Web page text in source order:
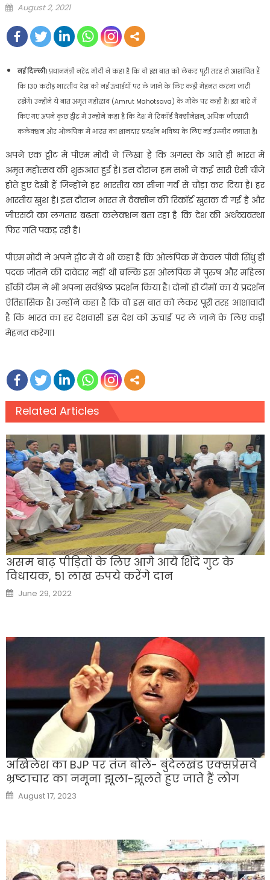
Posted
August 2, 2021
नई दिल्‍ली। प्रधानमंत्री नरेंद्र मोदी ने कहा है कि वो इस बात को लेकर पूरी तरह से आशांवित हैं
कि 130 करोड़ भारतीय देश को नई ऊंचाईयों पर ले जाने के लिए कड़ी मेहनत करना जारी
रखेंगे। उन्‍होंने ये बात अमृत महोत्‍सव (Amrut Mahotsava) के मौके पर कही है। इस बारे में
किए गए अपने कुछ ट्वीट में उन्‍होंने कहा है कि देश में रिकॉर्ड वैक्‍सीनेशन, अधिक जीएसटी
कलेक्‍शन और ओलंपिक में भारत का शानदार प्रदर्शन भविष्‍य के लिए नई उम्‍मीद जगाता है।
अपने एक ट्वीट में पीएम मोदी ने लिखा है कि अगस्‍त के आते ही भारत में
अमृत महोत्‍सव की शुरुआत हुई है। इस दौरान हम सभी ने कई सारी ऐसी चीजें
होते हुए देखी हैं जिन्‍होंने हर भारतीय का सीना गर्व से चौड़ा कर दिया है। हर
भारतीय खुश है। इस दौरान भारत में वैक्‍सीन की रिकॉर्ड खुराक दी गई है और
जीएसटी का लगतार बढ़ता कलेक्‍शन बता रहा है कि देश की अर्थव्‍यवस्‍था
फिर गति पकड़ रही है।
पीएम मोदी ने अपने ट्वीट में ये भी कहा है कि ओलंपिक में केवल पीवी सिंधु ही
पदक जीतने की दावेदार नहीं थी बल्कि इस ओलंपिक में पुरुष और महिला
हॉकी टीम ने भी अपना सर्वश्रेष्‍ठ प्रदर्शन किया है। दोनों ही टीमों का ये प्रदर्शन
ऐतिहासिक है। उन्‍होंने कहा है कि वो इस बात को लेकर पूरी तरह आशावादी
है कि भारत का हर देशवासी इस देश को ऊंचाई पर ले जाने के लिए कड़ी
मेहनत करेगा।
Related Articles
असम बाढ़ पीड़ितों के लिए आगे आये शिंदे गुट के
विधायक, 51 लाख रुपये करेंगे दान
Posted
on
June 29, 2022
अखिलेश का BJP पर तंज बोले- बुंदेलखंड एक्सप्रेसवे
भ्रष्टाचार का नमूना झूला-झूलते हुए जाते हैं लोग
Posted
on
August 17, 2023